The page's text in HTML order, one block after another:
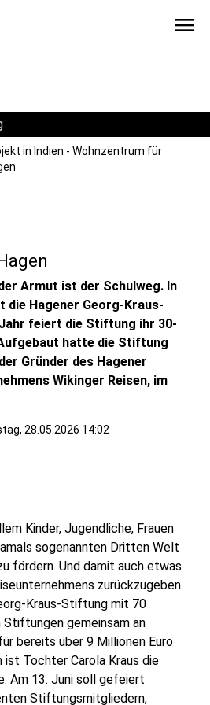
menu
in Indien - Wohnzentrum für
Armut ist der Schulweg. In
die Hagener Georg-Kraus-
feiert die Stiftung ihr 30-
hatte die Stiftung
Gründer des Hagener
Wikinger Reisen, im
28.05.2026 14:02
Kinder, Jugendliche, Frauen
sogenannten Dritten Welt
fördern. Und damit auch etwas
zurückzugeben.
Kraus-Stiftung mit 70
Stiftungen gemeinsam an
bereits über 9 Millionen Euro
Tochter Carola Kraus die
Am 13. Juni soll gefeiert
Stiftungsmitgliedern,